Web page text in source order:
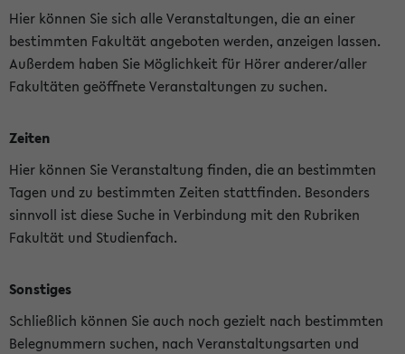
Hier können Sie sich alle Veranstaltungen, die an einer
bestimmten Fakultät angeboten werden, anzeigen lassen.
Außerdem haben Sie Möglichkeit für Hörer anderer/aller
Fakultäten geöffnete Veranstaltungen zu suchen.
Zeiten
Hier können Sie Veranstaltung finden, die an bestimmten
Tagen und zu bestimmten Zeiten stattfinden. Besonders
sinnvoll ist diese Suche in Verbindung mit den Rubriken
Fakultät und Studienfach.
Sonstiges
Schließlich können Sie auch noch gezielt nach bestimmten
Belegnummern suchen, nach Veranstaltungsarten und